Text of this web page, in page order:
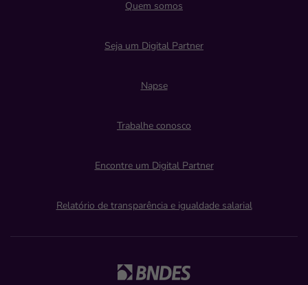
Quem somos
Seja um Digital Partner
Napse
Trabalhe conosco
Encontre um Digital Partner
Relatório de transparência e igualdade salarial